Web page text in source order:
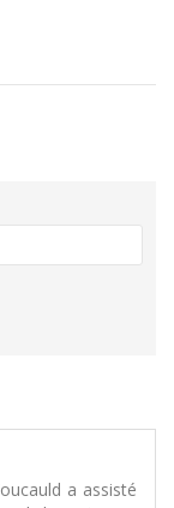
a assisté